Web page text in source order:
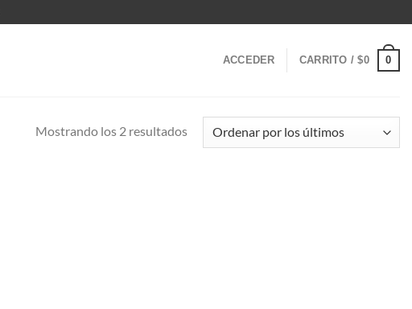
ACCEDER CARRITO /$0 0
Mostrando los 2 resultadosOrdenado
por